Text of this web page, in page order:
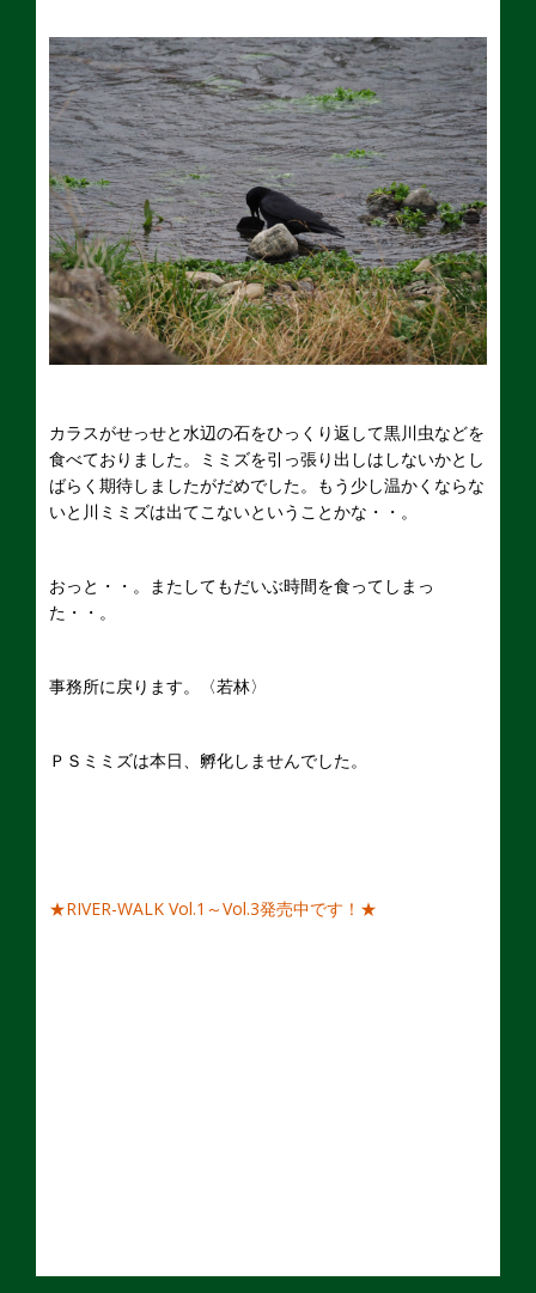
カラスがせっせと水辺の石をひっくり返して黒川虫などを
食べておりました。ミミズを引っ張り出しはしないかとし
ばらく期待しましたがだめでした。もう少し温かくならな
いと川ミミズは出てこないということかな・・。
おっと・・。またしてもだいぶ時間を食ってしまっ
た・・。
事務所に戻ります。〈若林〉
ＰＳミミズは本日、孵化しませんでした。
★RIVER-WALK Vol.1～Vol.3発売中です！★